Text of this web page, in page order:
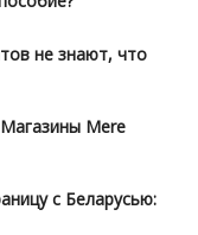
не знают, что
Mere
с Беларусью: